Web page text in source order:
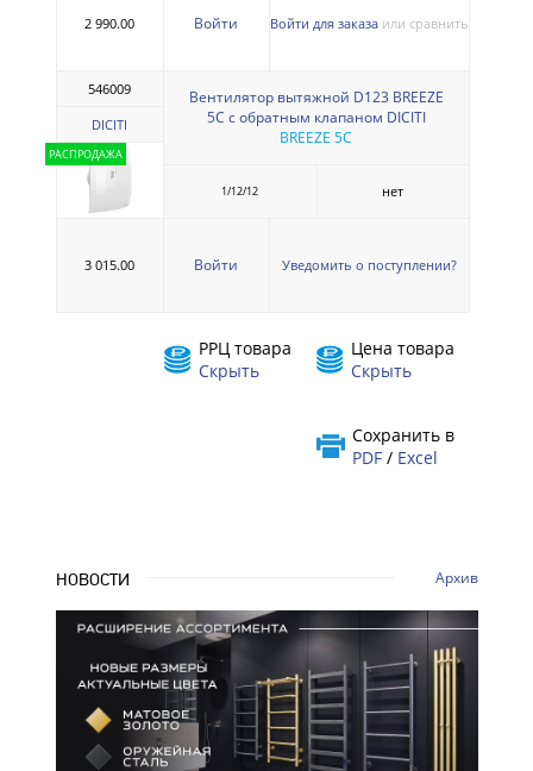
2 990.00 Войти Войти для заказа или сравнить
РАСПРОДАЖА
546009
DICITI
Вентилятор вытяжной D123 BREEZE
5C с обратным клапаном DICITI
BREEZE 5C
1/12/12 нет
3 015.00 Войти Уведомить о поступлении?
Цена товара
Скрыть
РРЦ товара
Скрыть
Сохранить в
PDF/ Excel
НОВОСТИ Архив